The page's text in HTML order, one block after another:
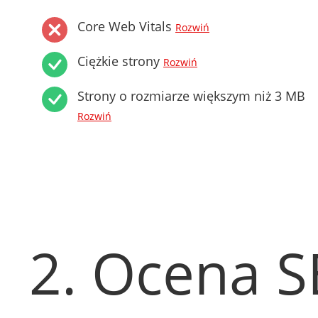
Core Web Vitals Rozwiń
Ciężkie strony Rozwiń
Strony o rozmiarze większym niż 3 MB
Rozwiń
2. Ocena